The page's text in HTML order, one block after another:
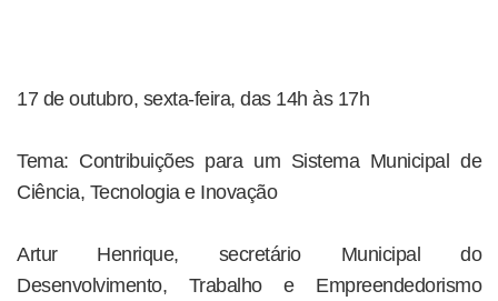
17 de outubro, sexta-feira, das 14h às 17h
Tema: Contribuições para um Sistema Municipal de
Ciência, Tecnologia e Inovação
Artur Henrique, secretário Municipal do
Desenvolvimento, Trabalho e Empreendedorismo